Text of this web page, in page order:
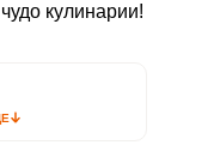
кулинарии!